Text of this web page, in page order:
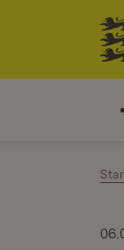
Zum